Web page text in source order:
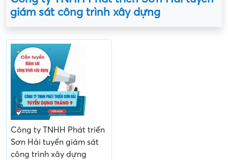
giám sát công trình xây dựng
Công ty TNHH Phát triển
Sơn Hải tuyển giám sát
công trình xây dựng